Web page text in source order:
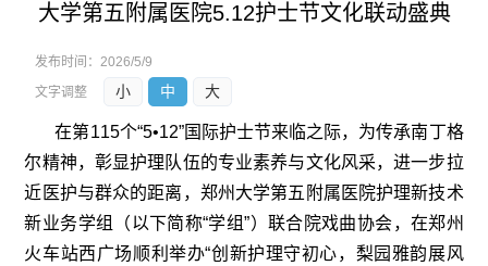
大学第五附属医院5.12护士节文化联动盛典
发布时间：2026/5/9
文字调整
小 中 大
在第115个“5•12”国际护士节来临之际，为传承南丁格
尔精神，彰显护理队伍的专业素养与文化风采，进一步拉
近医护与群众的距离，郑州大学第五附属医院护理新技术
新业务学组（以下简称“学组”）联合院戏曲协会，在郑州
火车站西广场顺利举办“创新护理守初心，梨园雅韵展风